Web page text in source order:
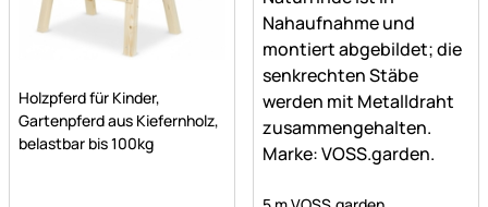
Noch keine Bewertungen abgegeben
Holzpferd für Kinder,
Gartenpferd aus Kiefernholz,
belastbar bis 100kg